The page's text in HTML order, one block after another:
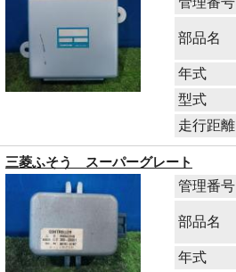
部品名
年式
型式
走行距離
三菱ふそう スーパーグレート
管理番号
部品名
年式